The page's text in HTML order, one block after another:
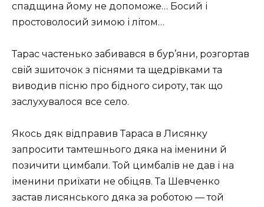
спадщина йому не допоможе… Босий і
простоволосий зимою і літом…
Тарас частенько забивався в бур’яни, розгортав
свій зшиточок з піснями та щедрівками та
виводив пісню про бідного сироту, так що
заслухувалося все село.
Якось дяк відправив Тараса в Лисянку
запросити тамтешнього дяка на іменини й
позичити цимбали. Той цимбалів не дав і на
іменини приїхати не обіцяв. Та Шевченко
застав лисянського дяка за роботою — той